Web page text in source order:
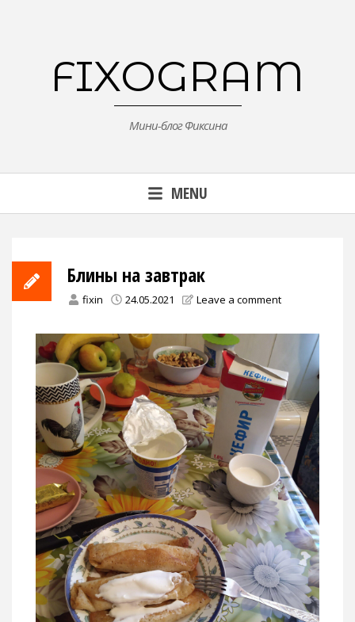
FIXOGRAM
Мини-блог Фиксина
MENU
Блины на завтрак
fixin 24.05.2021 Leave a comment